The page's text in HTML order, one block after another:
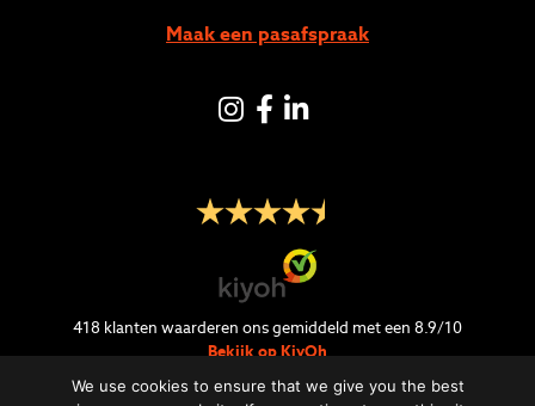
Maak een pasafspraak
Instagram
Facebook
LinkedIN
418 klanten waarderen ons gemiddeld met een 8.9/10
Bekijk op KiyOh
We use cookies to ensure that we give you the best